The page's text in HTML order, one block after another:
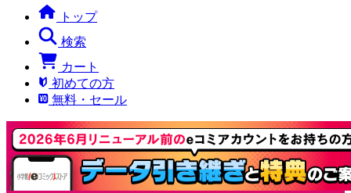
トップ
検索
カート
初めての方
無料・セール